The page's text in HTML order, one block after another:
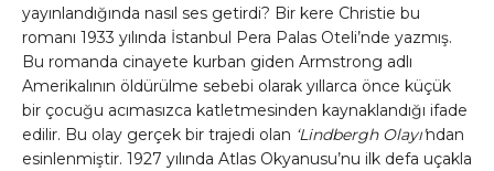
yayınlandığında nasıl ses getirdi? Bir kere Christie bu
romanı 1933 yılında İstanbul Pera Palas Oteli’nde yazmış.
Bu romanda cinayete kurban giden Armstrong adlı
Amerikalının öldürülme sebebi olarak yıllarca önce küçük
bir çocuğu acımasızca katletmesinden kaynaklandığı ifade
edilir. Bu olay gerçek bir trajedi olan ‘Lindbergh Olayı’ndan
esinlenmiştir. 1927 yılında Atlas Okyanusu’nu ilk defa uçakla